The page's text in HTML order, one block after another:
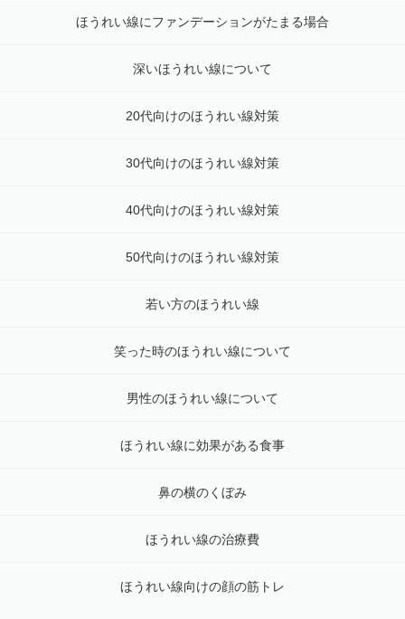
ほうれい線にファンデーションがたまる場合
深いほうれい線について
20代向けのほうれい線対策
30代向けのほうれい線対策
40代向けのほうれい線対策
50代向けのほうれい線対策
若い方のほうれい線
笑った時のほうれい線について
男性のほうれい線について
ほうれい線に効果がある食事
鼻の横のくぼみ
ほうれい線の治療費
ほうれい線向けの顔の筋トレ